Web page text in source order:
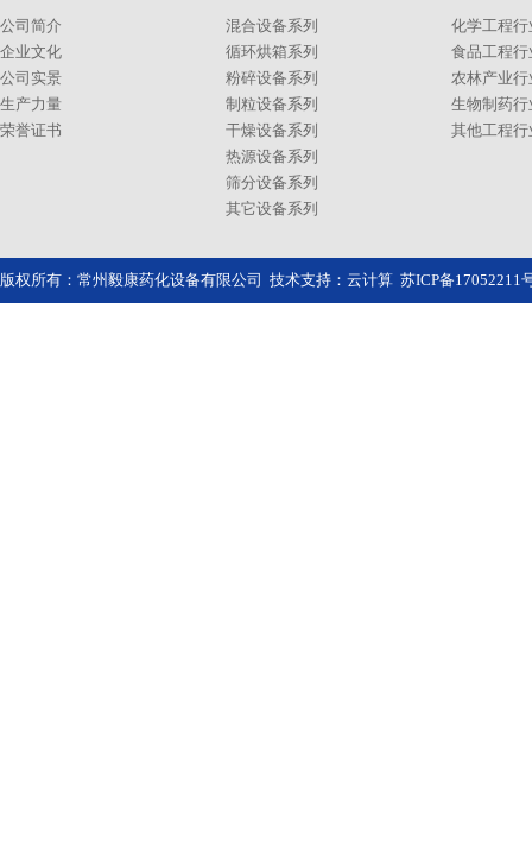
公司简介
企业文化
公司实景
生产力量
荣誉证书
混合设备系列
循环烘箱系列
粉碎设备系列
制粒设备系列
干燥设备系列
热源设备系列
筛分设备系列
其它设备系列
化学工程行
食品工程行
农林产业行
生物制药行
其他工程行
版权所有：常州毅康药化设备有限公司 技术支持： 云计算 苏ICP备17052211